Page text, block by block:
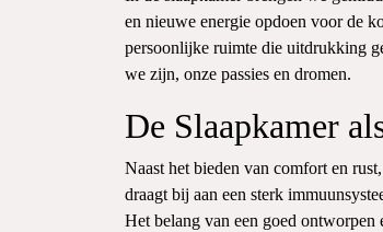
en nieuwe energie opdoen voor de
persoonlijke ruimte die uitdrukking
we zijn, onze passies en dromen.
De Slaapkamer
Naast het bieden van comfort en
draagt bij aan een sterk
Het belang van een goed ontworpen